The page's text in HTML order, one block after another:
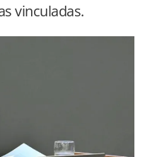
vinculadas.